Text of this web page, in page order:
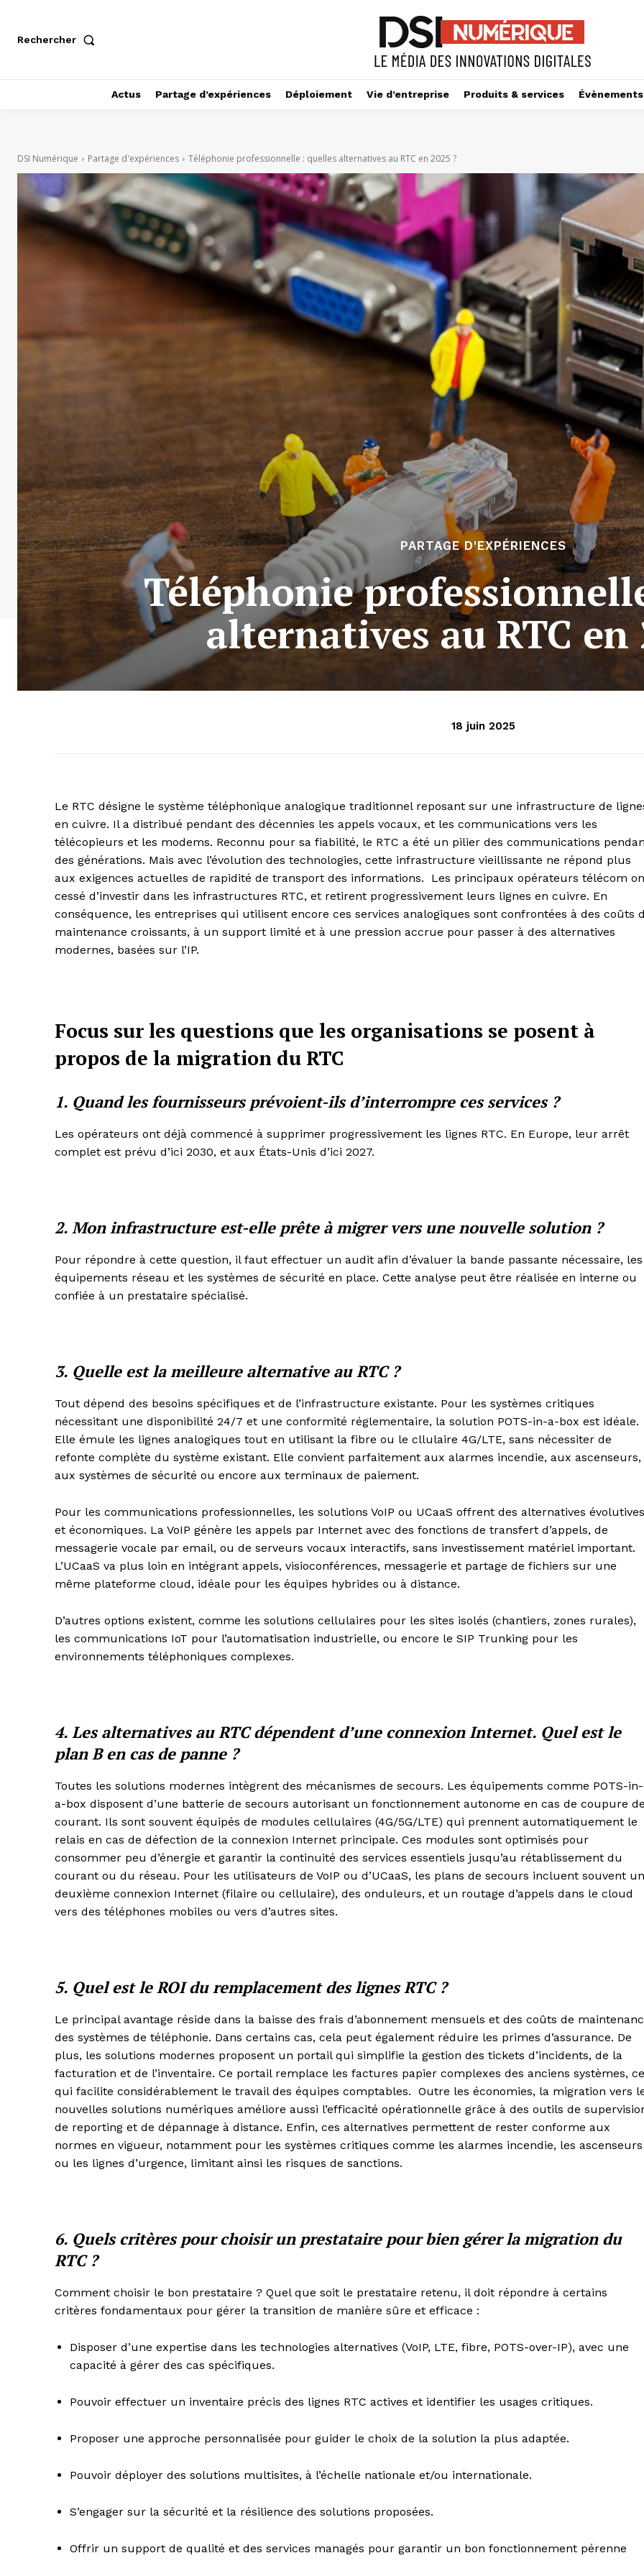
Rechercher
Actus Partage d’expériences Déploiement Vie d’entreprise Produits & services Évènements
DSI Numérique Partage d'expériences Téléphonie professionnelle : quelles alternatives au RTC en 2025 ?
PARTAGE D'EXPÉRIENCES
Téléphonie
alternatives au RTC en
18 juin 2025
Le RTC désigne le système téléphonique analogique traditionnel reposant sur une infrastructure de
en cuivre. Il a distribué pendant des décennies les appels vocaux, et les communications vers les
télécopieurs et les modems. Reconnu pour sa fiabilité, le RTC a été un pilier des communications
des générations. Mais avec l’évolution des technologies, cette infrastructure vieillissante ne répond plus
aux exigences actuelles de rapidité de transport des informations. Les principaux opérateurs télécom
cessé d’investir dans les infrastructures RTC, et retirent progressivement leurs lignes en cuivre. En
conséquence, les entreprises qui utilisent encore ces services analogiques sont confrontées à des coûts
maintenance croissants, à un support limité et à une pression accrue pour passer à des alternatives
modernes, basées sur l’IP.
Focus sur les questions que les organisations se posent à
propos de la migration du RTC
1. Quand les fournisseurs prévoient-ils d’interrompre ces services ?
Les opérateurs ont déjà commencé à supprimer progressivement les lignes RTC. En Europe, leur arrêt
complet est prévu d’ici 2030, et aux États-Unis d’ici 2027.
2. Mon infrastructure est-elle prête à migrer vers une nouvelle solution ?
Pour répondre à cette question, il faut effectuer un audit afin d’évaluer la bande passante nécessaire, les
équipements réseau et les systèmes de sécurité en place. Cette analyse peut être réalisée en interne ou
confiée à un prestataire spécialisé.
3. Quelle est la meilleure alternative au RTC ?
Tout dépend des besoins spécifiques et de l’infrastructure existante. Pour les systèmes critiques
nécessitant une disponibilité 24/7 et une conformité réglementaire, la solution POTS-in-a-box est idéale.
Elle émule les lignes analogiques tout en utilisant la fibre ou le cllulaire 4G/LTE, sans nécessiter de
refonte complète du système existant. Elle convient parfaitement aux alarmes incendie, aux ascenseurs,
aux systèmes de sécurité ou encore aux terminaux de paiement.
Pour les communications professionnelles, les solutions VoIP ou UCaaS offrent des alternatives évolutives
et économiques. La VoIP génère les appels par Internet avec des fonctions de transfert d’appels, de
messagerie vocale par email, ou de serveurs vocaux interactifs, sans investissement matériel important.
L’UCaaS va plus loin en intégrant appels, visioconférences, messagerie et partage de fichiers sur une
même plateforme cloud, idéale pour les équipes hybrides ou à distance.
D’autres options existent, comme les solutions cellulaires pour les sites isolés (chantiers, zones rurales),
les communications IoT pour l’automatisation industrielle, ou encore le SIP Trunking pour les
environnements téléphoniques complexes.
4. Les alternatives au RTC dépendent d’une connexion Internet. Quel est le
plan B en cas de panne ?
Toutes les solutions modernes intègrent des mécanismes de secours. Les équipements comme POTS-in-
a-box disposent d’une batterie de secours autorisant un fonctionnement autonome en cas de coupure
courant. Ils sont souvent équipés de modules cellulaires (4G/5G/LTE) qui prennent automatiquement le
relais en cas de défection de la connexion Internet principale. Ces modules sont optimisés pour
consommer peu d’énergie et garantir la continuité des services essentiels jusqu’au rétablissement du
courant ou du réseau. Pour les utilisateurs de VoIP ou d’UCaaS, les plans de secours incluent souvent
deuxième connexion Internet (filaire ou cellulaire), des onduleurs, et un routage d’appels dans le cloud
vers des téléphones mobiles ou vers d’autres sites.
5. Quel est le ROI du remplacement des lignes RTC ?
Le principal avantage réside dans la baisse des frais d’abonnement mensuels et des coûts de
des systèmes de téléphonie. Dans certains cas, cela peut également réduire les primes d’assurance. De
plus, les solutions modernes proposent un portail qui simplifie la gestion des tickets d’incidents, de la
facturation et de l’inventaire. Ce portail remplace les factures papier complexes des anciens systèmes, ce
qui facilite considérablement le travail des équipes comptables. Outre les économies, la migration vers
nouvelles solutions numériques améliore aussi l’efficacité opérationnelle grâce à des outils de
de reporting et de dépannage à distance. Enfin, ces alternatives permettent de rester conforme aux
normes en vigueur, notamment pour les systèmes critiques comme les alarmes incendie, les ascenseurs
ou les lignes d’urgence, limitant ainsi les risques de sanctions.
6. Quels critères pour choisir un prestataire pour bien gérer la migration du
RTC ?
Comment choisir le bon prestataire ? Quel que soit le prestataire retenu, il doit répondre à certains
critères fondamentaux pour gérer la transition de manière sûre et efficace :
Disposer d’une expertise dans les technologies alternatives (VoIP, LTE, fibre, POTS-over-IP), avec une
capacité à gérer des cas spécifiques.
Pouvoir effectuer un inventaire précis des lignes RTC actives et identifier les usages critiques.
Proposer une approche personnalisée pour guider le choix de la solution la plus adaptée.
Pouvoir déployer des solutions multisites, à l’échelle nationale et/ou internationale.
S’engager sur la sécurité et la résilience des solutions proposées.
Offrir un support de qualité et des services managés pour garantir un bon fonctionnement pérenne